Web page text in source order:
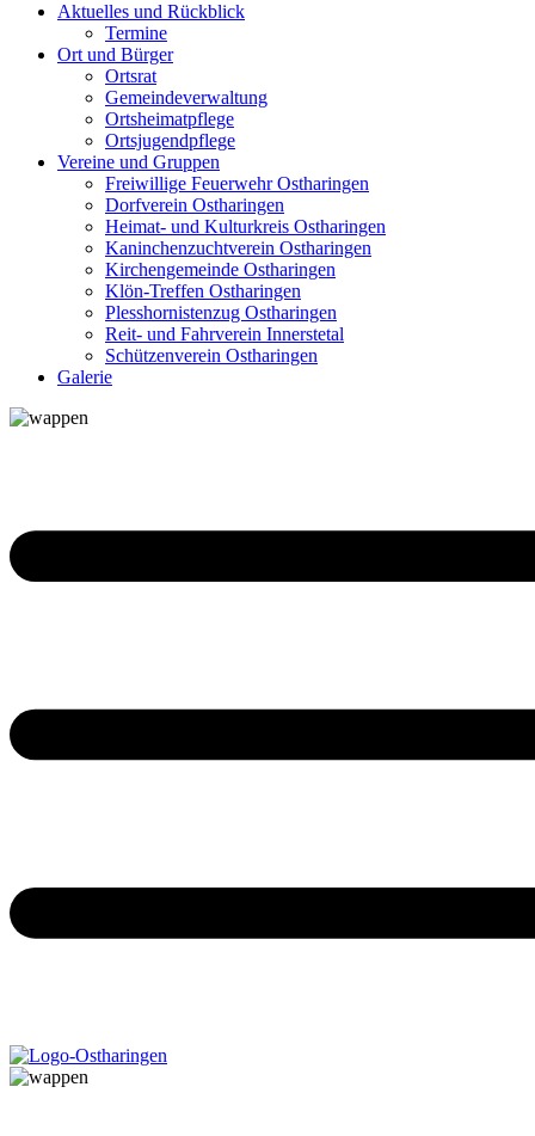
Aktuelles und Rückblick
Termine
Ort und Bürger
Ortsrat
Gemeindeverwaltung
Ortsheimatpflege
Ortsjugendpflege
Vereine und Gruppen
Freiwillige Feuerwehr Ostharingen
Dorfverein Ostharingen
Heimat- und Kulturkreis Ostharingen
Kaninchenzuchtverein Ostharingen
Kirchengemeinde Ostharingen
Klön-Treffen Ostharingen
Plesshornistenzug Ostharingen
Reit- und Fahrverein Innerstetal
Schützenverein Ostharingen
Galerie